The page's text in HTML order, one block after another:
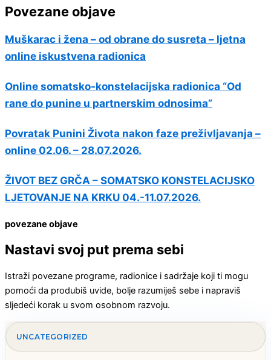
Povezane objave
Muškarac i žena – od obrane do susreta – ljetna
online iskustvena radionica
Online somatsko-konstelacijska radionica “Od
rane do punine u partnerskim odnosima”
Povratak Punini Života nakon faze preživljavanja –
online 02.06. – 28.07.2026.
ŽIVOT BEZ GRČA – SOMATSKO KONSTELACIJSKO
LJETOVANJE NA KRKU 04.-11.07.2026.
povezane objave
Nastavi svoj put prema sebi
Istraži povezane programe, radionice i sadržaje koji ti mogu
pomoći da produbiš uvide, bolje razumiješ sebe i napraviš
sljedeći korak u svom osobnom razvoju.
UNCATEGORIZED